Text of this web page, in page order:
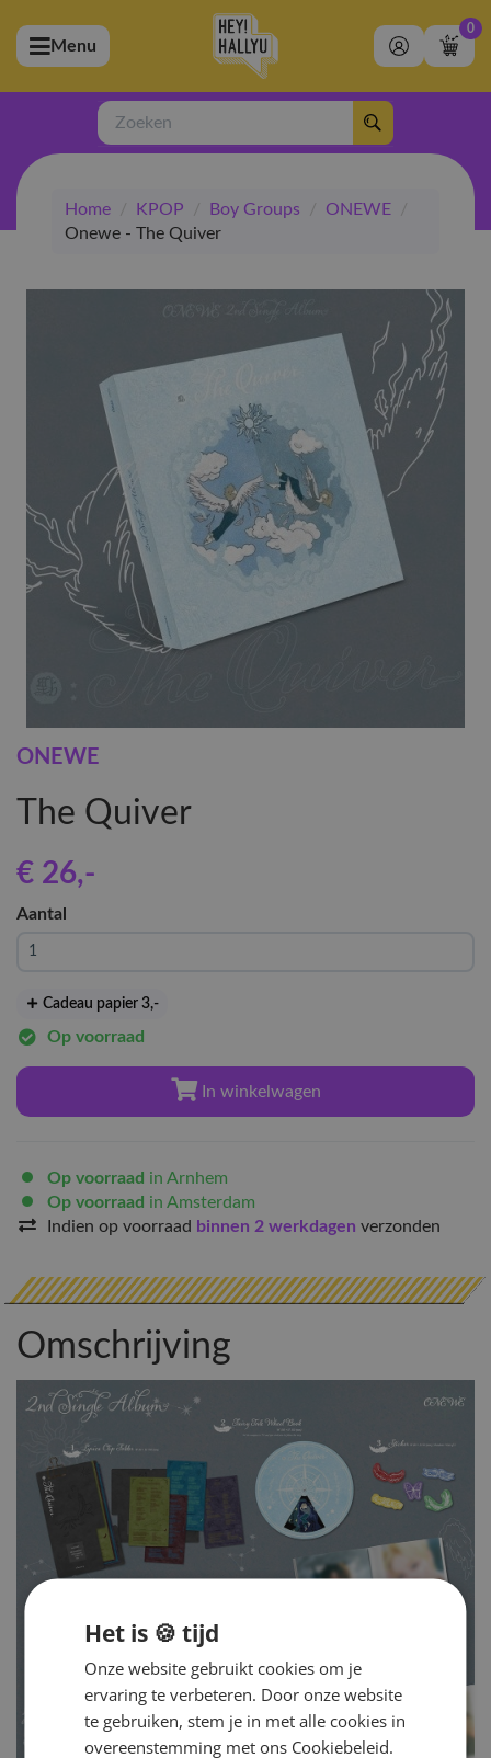
(Artiesten)
(Merchandise)
(Exclusive)
(Winkel)
Menu
0
Zoeken
Home / KPOP / Boy Groups / ONEWE
/
Onewe - The Quiver
ONEWE
The Quiver
€ 26,-
Aantal
Cadeau papier 3,-
Op voorraad
In winkelwagen
Op voorraad in Arnhem
Op voorraad in Amsterdam
Indien op voorraad binnen 2 werkdagen verzonden
Omschrijving
Het is 🍪 tijd
Onze website gebruikt cookies om je
ervaring te verbeteren. Door onze website
te gebruiken, stem je in met alle cookies in
overeenstemming met ons Cookiebeleid.